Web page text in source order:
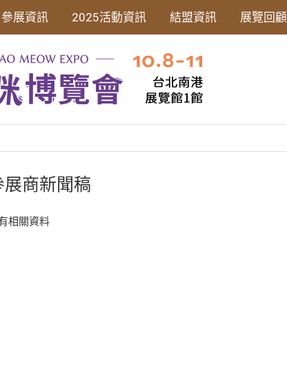
參展資訊 2025活動資訊 結盟資訊 展覽回顧
展商新聞稿
相關資料